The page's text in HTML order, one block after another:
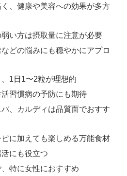
、健康や美容への効果が多方
い方は摂取量に注意が必要
どの悩みにも穏やかにアプロ
1日1〜2粒が理想的
習慣病の予防にも期待
、カルディは品質面でおすす
に加えても楽しめる万能食材
にも役立つ
特に女性におすすめ